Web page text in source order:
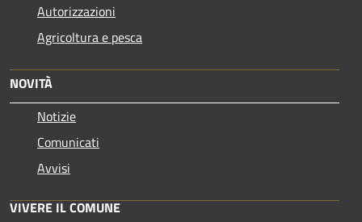
Autorizzazioni
Agricoltura e pesca
NOVITÀ
Notizie
Comunicati
Avvisi
VIVERE IL COMUNE